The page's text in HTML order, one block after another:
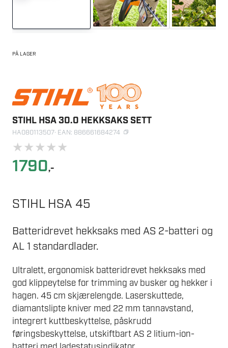
PÅ LAGER
STIHL HSA 30.0 HEKKSAKS SETT
HA080113507· EAN: 886661684274
★★★★★
1790,-
STIHL HSA 45
Batteridrevet hekksaks med AS 2-batteri og
AL 1 standardlader.
Ultralett, ergonomisk batteridrevet hekksaks med
god klippeytelse for trimming av busker og hekker i
hagen. 45 cm skjærelengde. Laserskuttede,
diamantslipte kniver med 22 mm tannavstand,
integrert kuttbeskyttelse, påskrudd
føringsbeskyttelse, utskiftbart AS 2 litium-ion-